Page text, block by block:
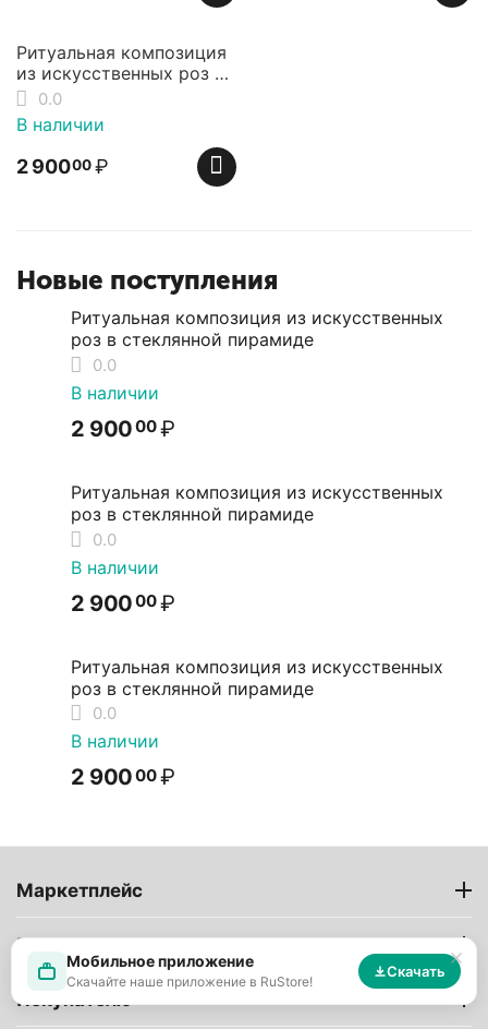
Ритуальная композиция
из искусственных роз в
стеклянной пирамиде
0.0
В наличии
2 90000 ₽
Новые поступления
Ритуальная композиция из искусственных
роз в стеклянной пирамиде
0.0
В наличии
2 90000 ₽
Ритуальная композиция из искусственных
роз в стеклянной пирамиде
0.0
В наличии
2 90000 ₽
Ритуальная композиция из искусственных
роз в стеклянной пирамиде
0.0
В наличии
2 90000 ₽
Маркетплейс
Продавцам
Покупателю
Мобильное приложение
Скачайте наше приложение в RuStore!
Скачать